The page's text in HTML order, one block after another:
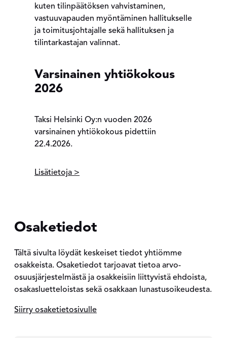
kuten tilinpäätöksen vahvistaminen,
vastuuvapauden myöntäminen hallitukselle
ja toimitusjohtajalle sekä hallituksen ja
tilintarkastajan valinnat.
Varsinainen yhtiökokous
2026
Taksi Helsinki Oy:n vuoden 2026
varsinainen yhtiökokous pidettiin
22.4.2026.
Lisätietoja >
Osaketiedot
Tältä sivulta löydät keskeiset tiedot yhtiömme
osakkeista. Osaketiedot tarjoavat tietoa arvo-
osuusjärjestelmästä ja osakkeisiin liittyvistä ehdoista,
osakasluetteloistas sekä osakkaan lunastusoikeudesta.
Siirry osaketietosivulle